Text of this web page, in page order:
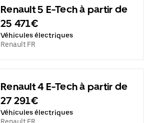
Renault 5 E-Tech à partir de
25 471€
Véhicules électriques
Renault FR
Renault 4 E-Tech à partir de
27 291€
Véhicules électriques
Renault FR